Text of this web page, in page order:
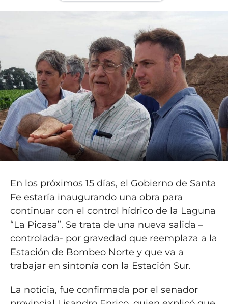
En los próximos 15 días, el Gobierno de Santa
Fe estaría inaugurando una obra para
continuar con el control hídrico de la Laguna
“La Picasa”. Se trata de una nueva salida –
controlada- por gravedad que reemplaza a la
Estación de Bombeo Norte y que va a
trabajar en sintonía con la Estación Sur.
La noticia, fue confirmada por el senador